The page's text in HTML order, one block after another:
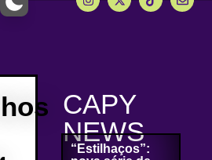
CAPY
NEWS
“Estilhaços”:
de ferramentas